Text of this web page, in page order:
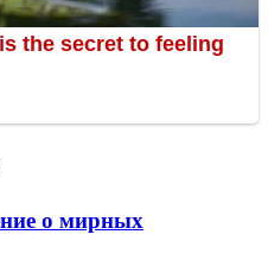
о мирных